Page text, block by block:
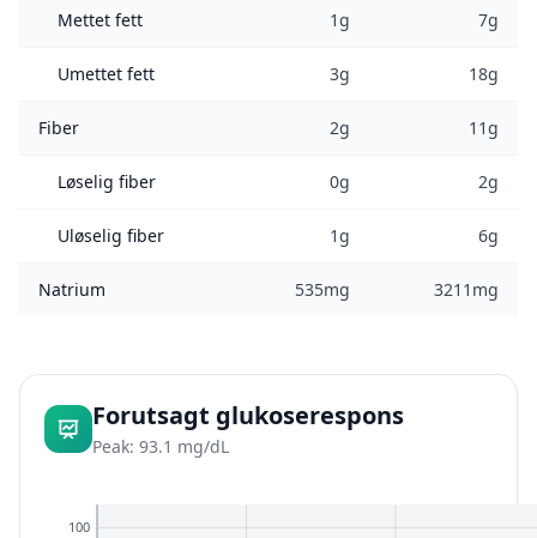
Mettet fett 1g 7g
Umettet fett 3g 18g
Fiber 2g 11g
Løselig fiber 0g 2g
Uløselig fiber 1g 6g
Natrium 535mg 3211mg
Forutsagt glukoserespons
Peak: 93.1 mg/dL
100